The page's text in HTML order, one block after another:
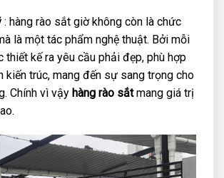
: hàng rào sắt giờ không còn là chức
là một tác phẩm nghệ thuật. Bởi mỗi
thiết kế ra yêu cầu phải đẹp, phù hợp
kiến trúc, mang đến sự sang trọng cho
Chính vì vậy hàng rào sắtmang giá trị